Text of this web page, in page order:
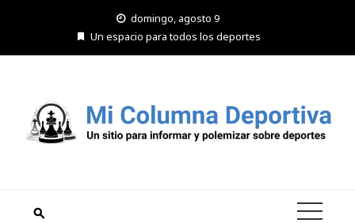
domingo, agosto 9
Un espacio para todos los deportes